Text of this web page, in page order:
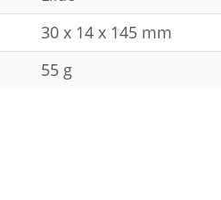
30 x 14 x 145 mm
55 g